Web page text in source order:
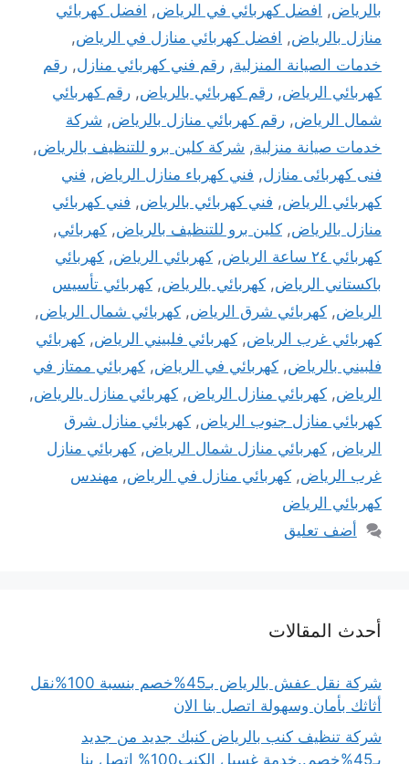
بالرياض, افضل كهربائي في الرياض, افضل كهربائي
منازل بالرياض, افضل كهربائي منازل في الرياض,
خدمات الصيانة المنزلية, رقم فني كهربائي منازل, رقم
كهربائي الرياض, رقم كهربائي بالرياض, رقم كهربائي
شمال الرياض, رقم كهربائي منازل بالرياض, شركة
خدمات صيانة منزلية, شركة كلين برو للتنظيف بالرياض,
فنى كهربائى منازل, فني كهرباء منازل الرياض, فني
كهربائي الرياض, فني كهربائي بالرياض, فني كهربائي
منازل بالرياض, كلين برو للتنظيف بالرياض, كهربائي,
كهربائي ٢٤ ساعة الرياض
, كهربائي الرياض, كهربائي
باكستاني الرياض, كهربائي بالرياض, كهربائي تأسيس
الرياض, كهربائي شرق الرياض, كهربائي شمال الرياض,
كهربائي غرب الرياض, كهربائي فلبيني الرياض, كهربائي
فلبيني بالرياض, كهربائي في الرياض, كهربائي ممتاز في
الرياض, كهربائي منازل الرياض, كهربائي منازل بالرياض,
كهربائي منازل جنوب الرياض, كهربائي منازل شرق
الرياض, كهربائي منازل شمال الرياض, كهربائي منازل
غرب الرياض, كهربائي منازل في الرياض, مهندس
كهربائي الرياض
أضف تعليق
أحدث المقالات
شركة نقل عفش بالرياض بـ45%خصم بنسبة 100%نقل
أثاثك بأمان وسهولة اتصل بنا الان
شركة تنظيف كنب بالرياض كنبك جديد من جديد
بـ45%خصم..خدمة غسيل الكنب100% اتصل بنا